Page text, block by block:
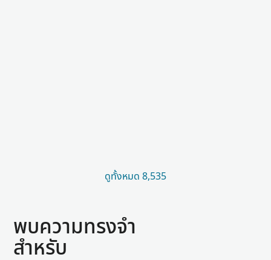
ดูทั้งหมด 8,535
พบความทรงจำ
สำหรับ